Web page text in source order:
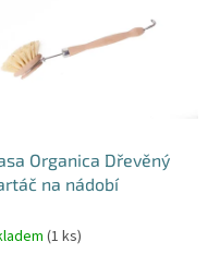
Organica Dřevěný
na nádobí
(1 ks)